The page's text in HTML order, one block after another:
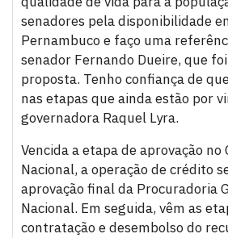
senadores pela disponibilidade
Pernambuco e faço uma
senador Fernando Dueire, que
proposta. Tenho confiança de
nas etapas que ainda estão por
governadora Raquel Lyra.
Vencida a etapa de aprovação no
Nacional, a operação de crédito
aprovação final da Procuradoria
Nacional. Em seguida, vêm as
contratação e desembolso do